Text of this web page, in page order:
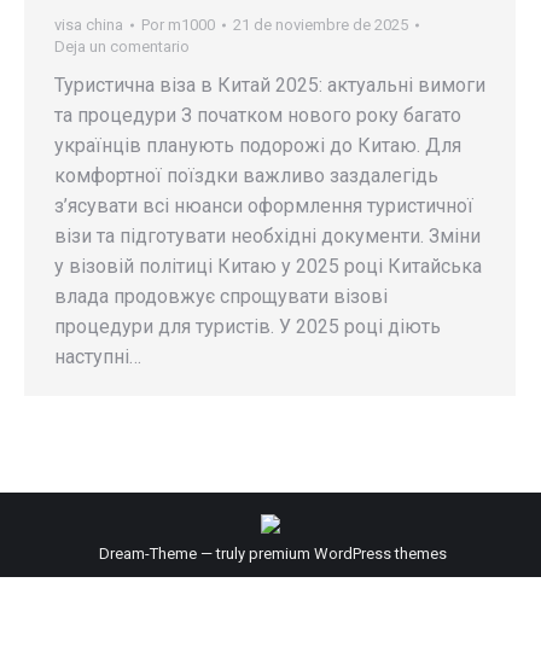
visa china Por m1000
21 de noviembre de 2025
Deja un comentario
Туристична віза в Китай 2025: актуальні вимоги
та процедури З початком нового року багато
українців планують подорожі до Китаю. Для
комфортної поїздки важливо заздалегідь
з’ясувати всі нюанси оформлення туристичної
візи та підготувати необхідні документи. Зміни
у візовій політиці Китаю у 2025 році Китайська
влада продовжує спрощувати візові
процедури для туристів. У 2025 році діють
наступні…
Dream-Theme — truly premium WordPress themes